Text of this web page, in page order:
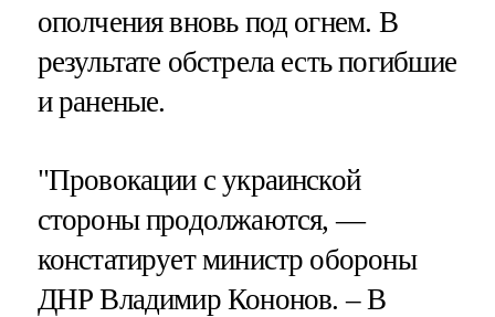
ополчения вновь под огнем. В
результате обстрела есть погибшие
и раненые.
"Провокации с украинской
стороны продолжаются, —
констатирует министр обороны
ДНР Владимир Кононов. – В